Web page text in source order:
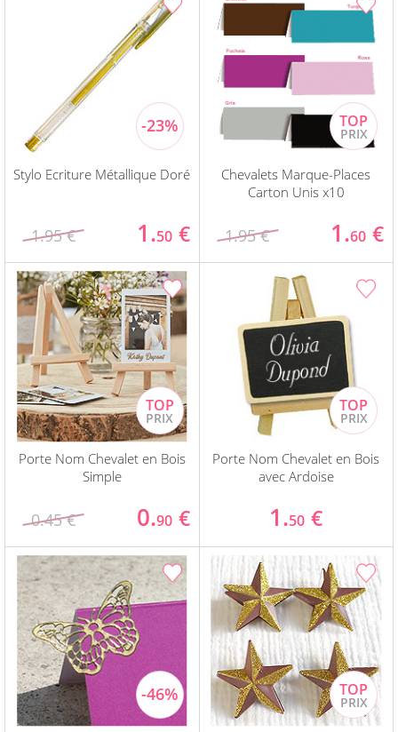
Stylo Ecriture Métallique Doré
1.95 € 1.50 €
Chevalets Marque-Places
Carton Unis x10
1.95 € 1.60 €
Porte Nom Chevalet en Bois
Simple
0.45 € 0.90 €
Porte Nom Chevalet en Bois
avec Ardoise
1.50 €